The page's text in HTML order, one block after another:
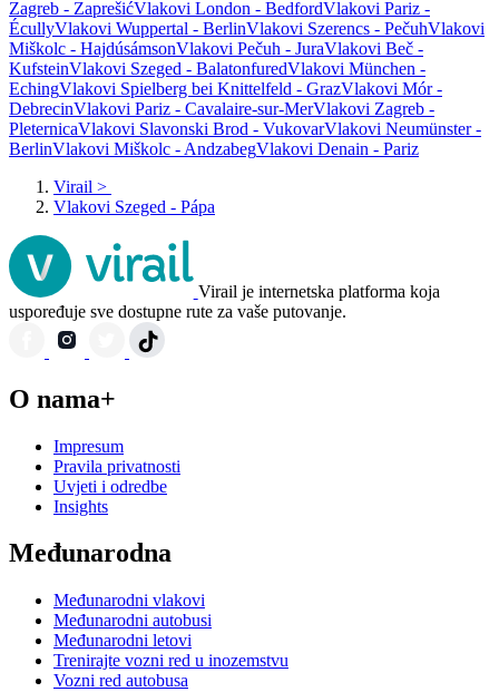
Zagreb - ZaprešićVlakovi London - BedfordVlakovi Pariz -
ÉcullyVlakovi Wuppertal - BerlinVlakovi Szerencs - PečuhVlakovi
Miškolc - HajdúsámsonVlakovi Pečuh - JuraVlakovi Beč -
KufsteinVlakovi Szeged - BalatonfuredVlakovi München -
EchingVlakovi Spielberg bei Knittelfeld - GrazVlakovi Mór -
DebrecinVlakovi Pariz - Cavalaire-sur-MerVlakovi Zagreb -
PleternicaVlakovi Slavonski Brod - VukovarVlakovi Neumünster -
BerlinVlakovi Miškolc - AndzabegVlakovi Denain - Pariz
Virail >
Vlakovi Szeged - Pápa
Virail je internetska platforma koja
uspoređuje sve dostupne rute za vaše putovanje.
O nama+
Impresum
Pravila privatnosti
Uvjeti i odredbe
Insights
Međunarodna
Međunarodni vlakovi
Međunarodni autobusi
Međunarodni letovi
Trenirajte vozni red u inozemstvu
Vozni red autobusa